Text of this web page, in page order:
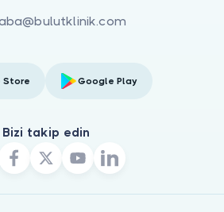
Store Google Play
Bizi takip edin